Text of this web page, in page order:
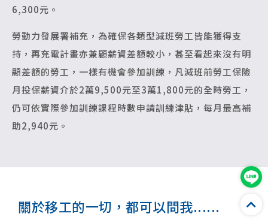
6,300元。
勞動力發展署補充，為確保各類型減班勞工皆能獲得支
持，再充電計畫亦兼顧薪資差額較小，甚至看起來沒有明
顯差額的勞工，一樣有機會參加訓練，凡減班前勞工保險
月投保薪資介於2萬9,500元至3萬1,800元的全時勞工，
仍可依實際參加訓練課程時數申請訓練津貼，每月最高補
助2,940元。
關於移工的一切，都可以問我......